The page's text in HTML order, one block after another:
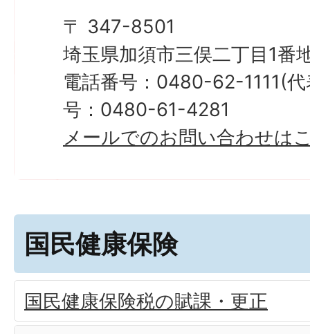
〒 347-8501
埼玉県加須市三俣二丁目1番
電話番号：0480-62-1111(
号：0480-61-4281
メールでのお問い合わせは
国民健康保険
国民健康保険税の賦課・更正